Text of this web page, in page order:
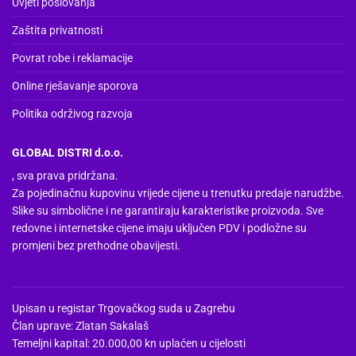
Uvjeti poslovanja
Zaštita privatnosti
Povrat robe i reklamacije
Online rješavanje sporova
Politika održivog razvoja
GLOBAL DISTRI d.o.o.
, sva prava pridržana.
Za pojedinačnu kupovinu vrijede cijene u trenutku predaje narudžbe.
Slike su simbolične i ne garantiraju karakteristike proizvoda. Sve
redovne i internetske cijene imaju uključen PDV i podložne su
promjeni bez prethodne obavijesti.
Upisan u registar Trgovačkog suda u Zagrebu
Član uprave: Zlatan Sakalaš
Temeljni kapital: 20.000,00 kn uplaćen u cijelosti